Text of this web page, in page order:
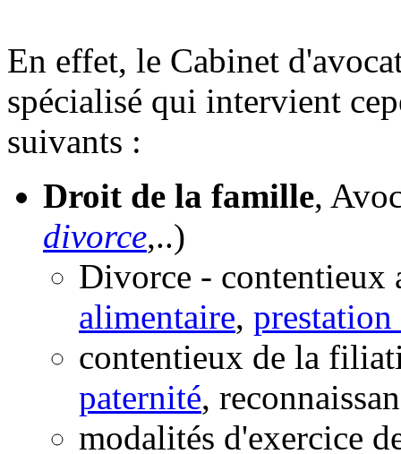
En effet, le Cabinet
spécialisé qui intervient
suivants :
Droit de la famille,
divorce,..)
Divorce - contentieux
alimentaire,
contentieux de la
paternité,
modalités d'exercice